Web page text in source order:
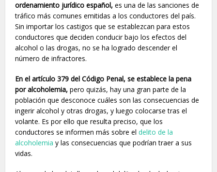
ordenamiento jurídico español, es una de las sanciones de
tráfico más comunes emitidas a los conductores del país.
Sin importar los castigos que se establezcan para estos
conductores que deciden conducir bajo los efectos del
alcohol o las drogas, no se ha logrado descender el
número de infractores.
En el artículo 379 del Código Penal, se establece la pena
por alcoholemia, pero quizás, hay una gran parte de la
población que desconoce cuáles son las consecuencias de
ingerir alcohol y otras drogas, y luego colocarse tras el
volante. Es por ello que resulta preciso, que los
conductores se informen más sobre eldelito de la
alcoholemia y las consecuencias que podrían traer a sus
vidas.